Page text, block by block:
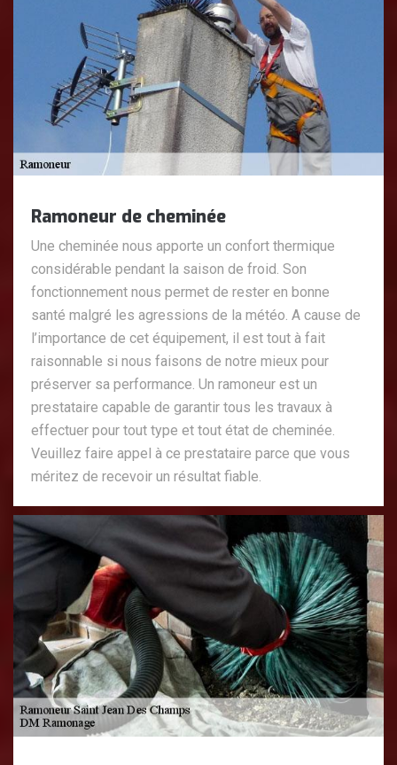
Ramoneur de cheminée
Une cheminée nous apporte un confort thermique
considérable pendant la saison de froid. Son
fonctionnement nous permet de rester en bonne
santé malgré les agressions de la météo. A cause de
l’importance de cet équipement, il est tout à fait
raisonnable si nous faisons de notre mieux pour
préserver sa performance. Un ramoneur est un
prestataire capable de garantir tous les travaux à
effectuer pour tout type et tout état de cheminée.
Veuillez faire appel à ce prestataire parce que vous
méritez de recevoir un résultat fiable.